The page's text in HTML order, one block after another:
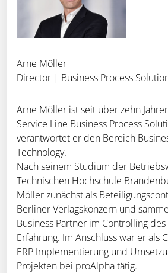
Arne Möller
Director | Business Process
Arne Möller ist seit über zehn
Service Line Business Process
verantwortet er den Bereich
Technology.
Nach seinem Studium der
Technischen Hochschule
Möller zunächst als
Berliner Verlagskonzern und
Business Partner im Controlling des
Erfahrung. Im Anschluss war er als
ERP Implementierung und
Projekten bei proAlpha tätig.